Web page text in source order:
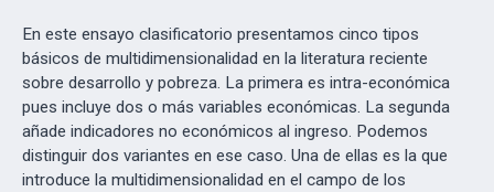
En este ensayo clasificatorio presentamos cinco tipos
básicos de multidimensionalidad en la literatura reciente
sobre desarrollo y pobreza. La primera es intra-económica
pues incluye dos o más variables económicas. La segunda
añade indicadores no económicos al ingreso. Podemos
distinguir dos variantes en ese caso. Una de ellas es la que
introduce la multidimensionalidad en el campo de los